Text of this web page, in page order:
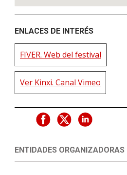
ENLACES DE INTERÉS
FIVER. Web del festival
Ver Kinxi. Canal Vimeo
ENTIDADES ORGANIZADORAS